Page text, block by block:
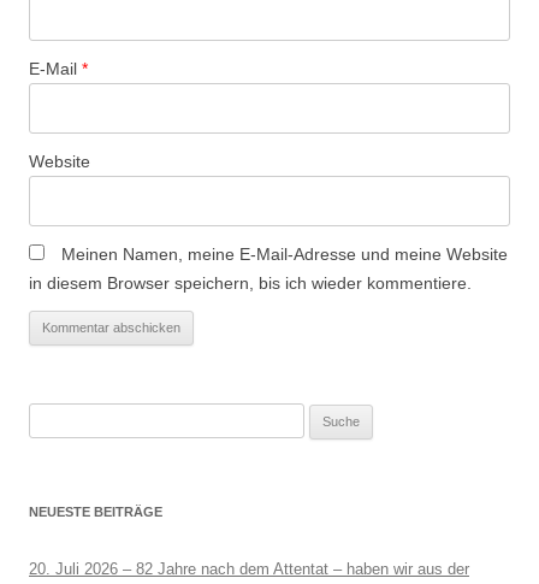
E-Mail *
Website
Meinen Namen, meine E-Mail-Adresse und meine Website
in diesem Browser speichern, bis ich wieder kommentiere.
NEUESTE BEITRÄGE
20. Juli 2026 – 82 Jahre nach dem Attentat – haben wir aus der